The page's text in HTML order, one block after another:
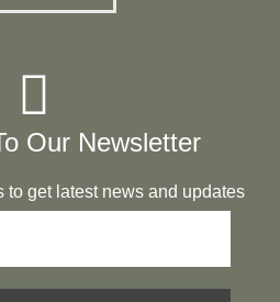
Our Newsletter
to get latest news and updates